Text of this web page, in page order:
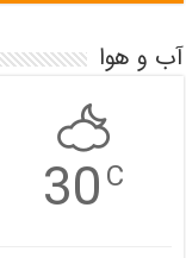
آب و هوا
30C